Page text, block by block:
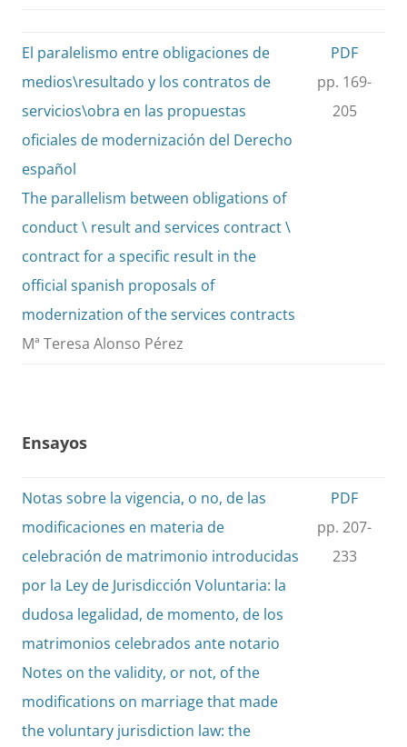
El paralelismo entre obligaciones de
medios\resultado y los contratos de
servicios\obra en las propuestas
oficiales de modernización del Derecho
español
The parallelism between obligations of
conduct \ result and services contract \
contract for a specific result in the
official spanish proposals of
modernization of the services contracts
Mª Teresa Alonso Pérez
PDF
pp. 169-
205
Ensayos
Notas sobre la vigencia, o no, de las
modificaciones en materia de
celebración de matrimonio introducidas
por la Ley de Jurisdicción Voluntaria: la
dudosa legalidad, de momento, de los
matrimonios celebrados ante notario
Notes on the validity, or not, of the
modifications on marriage that made
the voluntary jurisdiction law: the
PDF
pp. 207-
233